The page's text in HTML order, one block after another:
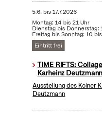
5.6. bis17.7.2026
Montag: 14 bis 21 Uhr
Dienstag bis Donnerstag:
Freitag bis Sonntag: 10
Eintritt frei
TIME RIFTS:
Karheinz Deutzmann
Ausstellung des Kölner
Deutzmann